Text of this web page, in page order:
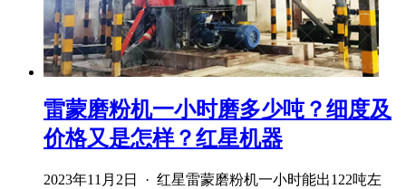
雷蒙磨粉机一小时磨多少吨？细度及
价格又是怎样？红星机器
2023年11月2日 · 红星雷蒙磨粉机一小时能出122吨左